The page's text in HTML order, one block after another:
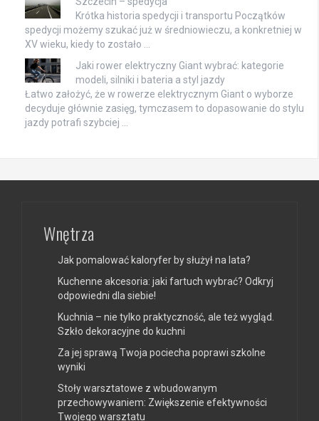
Krótka historia spedycji i transportu Początków
spedycji możemy szukać już w średniowieczu, a konkretniej w
XV wieku, kiedy to zostało …
Jaki rower elektryczny Giant wybrać: kategorie
modeli, silniki i bateria a styl jazdy
Łatwo założyć, że w rowerze elektrycznym Giant o wyborze
decyduje głównie zasięg, tymczasem to dopasowanie do stylu
jazdy potrafi szybciej …
Wnętrza
Jak pomalować kaloryfer by służył na lata?
Kuchenne akcesoria: jaki fartuch wybrać? Odkryj
odpowiedni dla siebie!
Kuchnia – nie tylko praktyczność, ale też wygląd.
Szkło dekoracyjne do kuchni
Za jej sprawą Twoja pociecha poprawi szkolne
wyniki
Stoły warsztatowe z wbudowanym
przechowywaniem: Zwiększenie efektywności
Twojego warsztatu